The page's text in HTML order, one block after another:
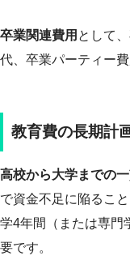
卒業関連費用 として
代、卒業パーティー
教育費の長期計
高校から大学までの
で資金不足に陥るこ
学4年間（または専門
要です。